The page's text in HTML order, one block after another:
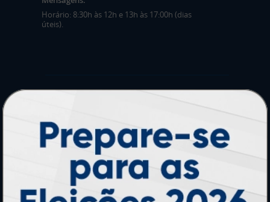
Horário: 8:30h às 12h e 13h às 17:00h (dias
úteis).
Adesivos
Pastas
Cartão de Visita
Folder, Flyer e Panfleto